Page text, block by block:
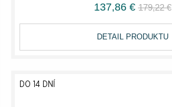
137,86 € 179,22 €
DETAIL PRODUKTU
DO 14 DNÍ